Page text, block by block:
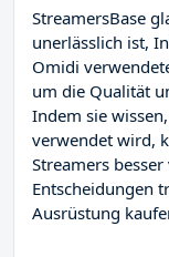
StreamersBase
unerlässlich ist,
Omidi
um die Qualität
Indem sie
verwendet wird,
Streamers
Entscheidungen
Ausrüstung